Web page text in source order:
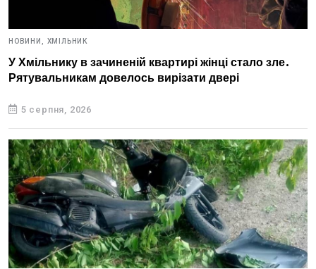
НОВИНИ, ХМІЛЬНИК
У Хмільнику в зачиненій квартирі жінці стало зле.
Рятувальникам довелось вирізати двері
5 серпня, 2026